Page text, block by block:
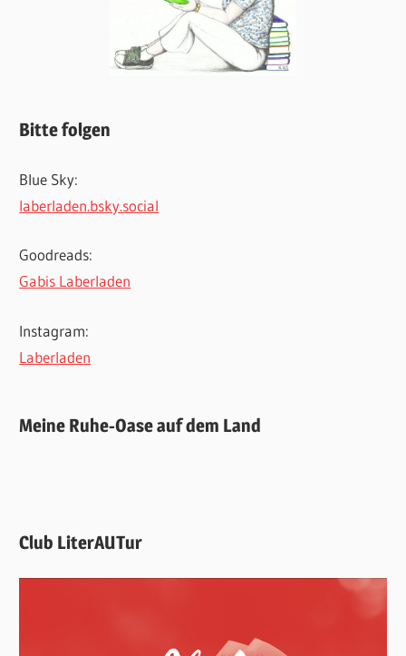
Bitte folgen
Blue Sky:
laberladen.bsky.social
Goodreads:
Gabis Laberladen
Instagram:
Laberladen
Meine Ruhe-Oase auf dem Land
Club LiterAUTur